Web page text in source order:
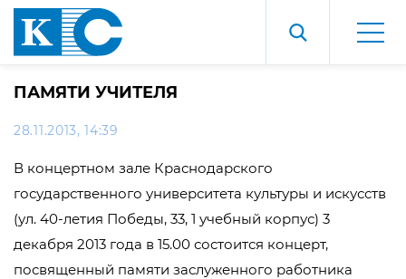
ПАМЯТИ УЧИТЕЛЯ
28.11.2013, 14:39
В концертном зале Краснодарского
государственного университета культуры и искусств
(ул. 40-летия Победы, 33, 1 учебный корпус) 3
декабря 2013 года в 15.00 состоится концерт,
посвященный памяти заслуженного работника